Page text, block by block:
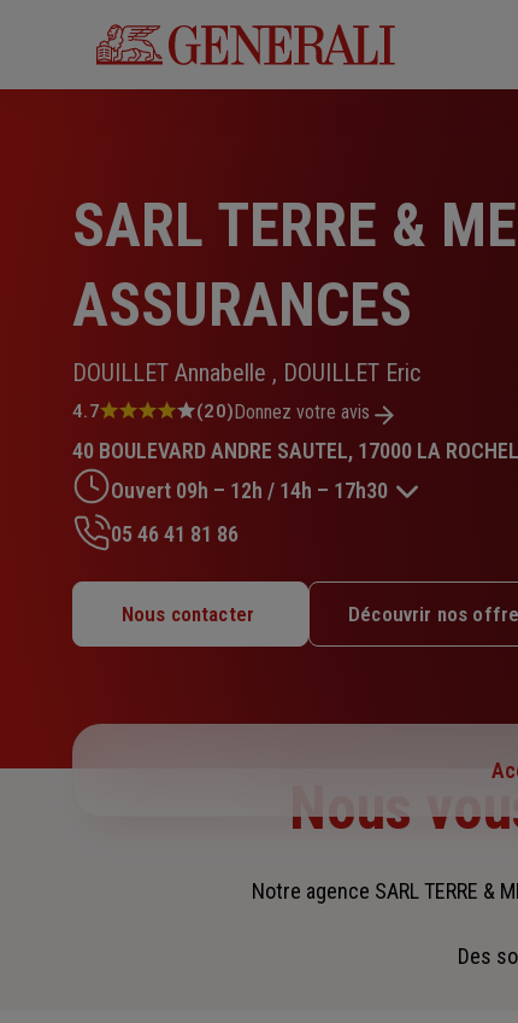
SARL TERRE &
ASSURANCES
DOUILLET Annabelle , DOUILLET Eric
Note
4.7
sur
5
étoiles
4.7 (20)Donnez votre avis
40 BOULEVARD ANDRE SAUTEL, 17000 LA
Ouvert 09h – 12h / 14h – 17h30
Mardi : 09h – 12h / 14h – 17h30
Mercredi : 09h – 12h / 14h – 17h30
Jeudi : 09h – 12h / 14h – 17h30
05 46 41 81 86
Nous contacter Découvrir nos
Nous
Notre agence SARL TERRE &
Des